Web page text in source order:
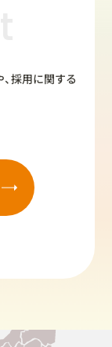
採用に関する